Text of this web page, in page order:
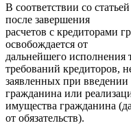
В соответствии со
после завершения
расчетов с кредиторами
освобождается от
дальнейшего исполнения
требований кредиторов,
заявленных при введении
гражданина или
имущества гражданина
от обязательств).